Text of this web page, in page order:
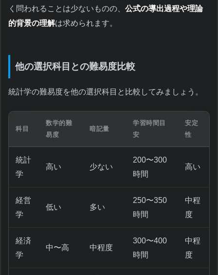
く問われることは少ないものの、 公式の導出過程や理論
的背景の理解は求められます。
他の選択科目との難易度比較
統計学の難易度を他の選択科目と比較してみましょう。
科目
数学的難
易度
暗記量
学習時間目
安
安定
性
統計
学
高い 少ない
200〜300
時間
高い
経営
学
低い 多い
250〜350
時間
中程
度
経済
学
中〜高 中程度
300〜400
時間
中程
度